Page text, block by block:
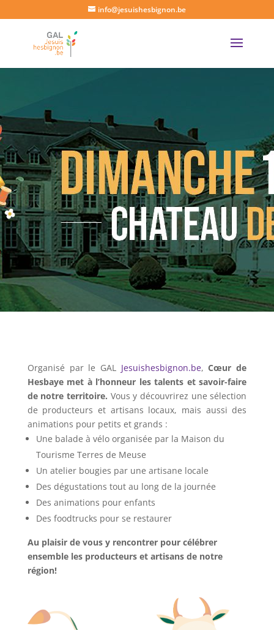
info@jesuishesbignon.be
Organisé par le GAL Jesuishesbignon.be,Cœur de
Hesbaye met à l’honneur les talents et savoir-faire
de notre territoire. Vous y découvrirez une sélection
de producteurs et artisans locaux, mais aussi des
animations pour petits et grands :
Une balade à vélo organisée par la Maison du
Tourisme Terres de Meuse
Un atelier bougies par une artisane locale
Des dégustations tout au long de la journée
Des animations pour enfants
Des foodtrucks pour se restaurer
Au plaisir de vous y rencontrer pour célébrer
ensemble les producteurs et artisans de notre
région!